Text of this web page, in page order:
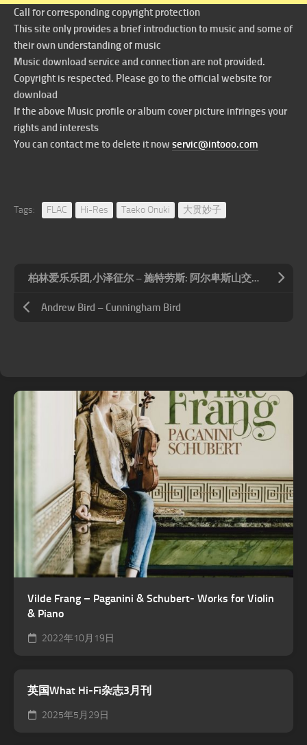
Call for corresponding copyright protection
This site only provides a brief introduction to music and some of
their own understanding of music
Music download service and connection are not provided.
Copyright is respected. Please go to the official website for
download
If the above Music profile or album cover picture infringes your
rights and interests
You can contact me to delete it now servic@intooo.com
Tags: FLAC Hi-Res Taeko Onuki 大贯妙子
柏林爱乐乐团,小泽征尔 – 施特劳斯: 阿尔卑斯山交响曲
Andrew Bird – Cunningham Bird
Vilde Frang – Paganini & Schubert- Works for Violin
& Piano
2022年10月19日
英国What Hi-Fi杂志3月刊
2025年5月29日